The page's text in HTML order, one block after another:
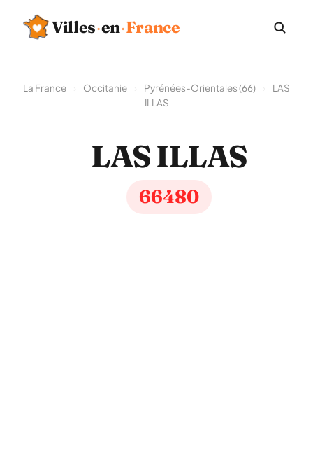
Villes·en·France
La France Occitanie Pyrénées-Orientales (66)
LAS
ILLAS
LAS ILLAS
66480